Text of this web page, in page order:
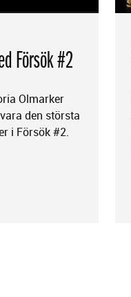
Försök #2
Olmarker
den största
i Försök #2.